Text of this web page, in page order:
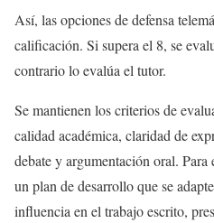
Así, las opciones de defensa
calificación. Si supera el 8, se
contrario lo evalúa el tutor.
Se mantienen los criterios de
calidad académica, claridad de
debate y argumentación oral.
un plan de desarrollo que se
influencia en el trabajo escrito,